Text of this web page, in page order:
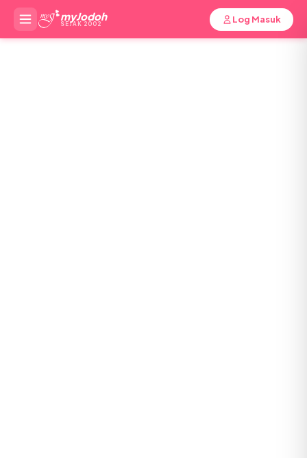
myJodoh
SEJAK 2002 Log Masuk